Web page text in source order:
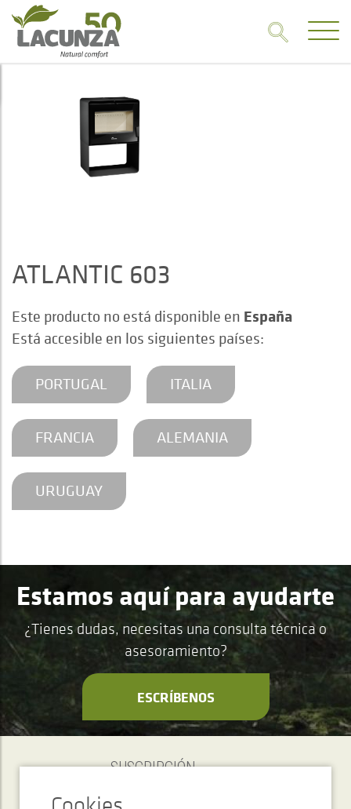
ATLANTIC 603
Este producto no está disponible en España
Está accesible en los siguientes países:
PORTUGAL ITALIA
FRANCIA ALEMANIA
URUGUAY
Estamos aquí para ayudarte
¿Tienes dudas, necesitas una consulta técnica o
asesoramiento?
ESCRÍBENOS
SUSCRIPCIÓN